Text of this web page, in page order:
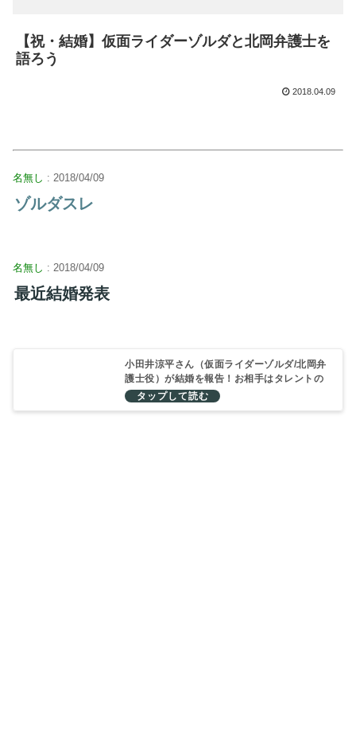
【祝・結婚】仮面ライダーゾルダと北岡弁護士を
語ろう
2018.04.09
名無し : 2018/04/09
ゾルダスレ
名無し : 2018/04/09
最近結婚発表
小田井涼平さん（仮面ライダーゾルダ/北岡弁
護士役）が結婚を報告！お相手はタレントの
LiLiCoさん